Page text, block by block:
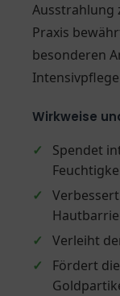
Ausstrahlung
Praxis
besonderen
Wirkweise
✓
Spendet
✓
✓
Verleiht
✓
Fördert